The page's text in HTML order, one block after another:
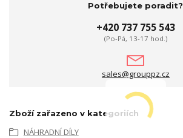
Potřebujete poradit?
+420 737 755 543
(Po-Pá, 13-17 hod.)
sales@grouppz.cz
Zboží zařazeno v kategoriích
NÁHRADNÍ DÍLY